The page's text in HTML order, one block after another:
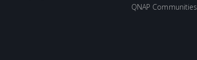
QNAP Communities